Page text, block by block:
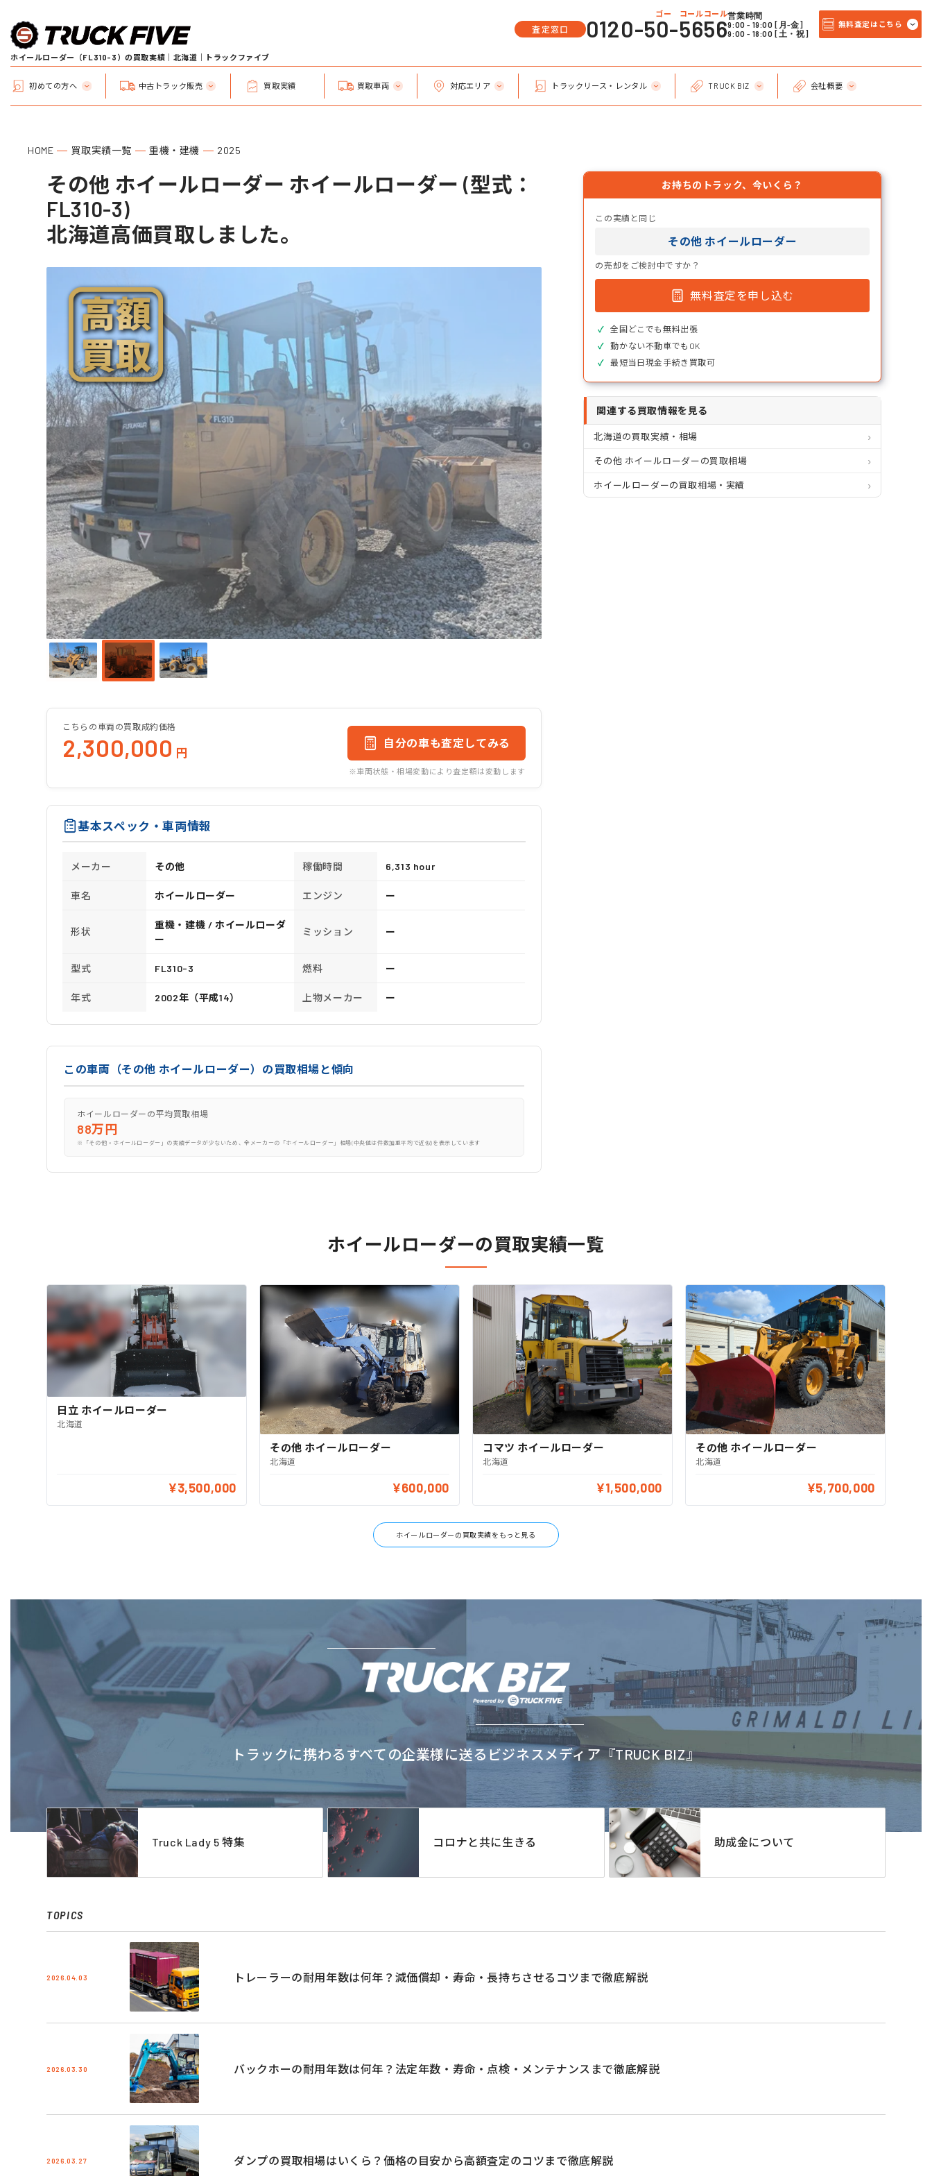
ホイールローダー（FL310-3）の買取実績｜北海道｜トラックファイブ
査定窓口
ゴー コールコール
0120-50-5656営業時間
9:00 - 19:00 [月-金]
9:00 - 18:00 [土・祝]
無料査定はこちら
初めての方へ 中古トラック販売 買取実績 買取車両 対応エリア トラックリース・レンタル TRUCK BIZ 会社概要
HOME 買取実績一覧 重機・建機 2025
その他 ホイールローダー ホイールローダー (型式：
FL310-3)
北海道高価買取しました。
こちらの車両の買取成約価格
2,300,000 円
自分の車も査定してみる
※車両状態・相場変動により査定額は変動します
基本スペック・車両情報
メーカー その他 稼働時間 6,313 hour
車名 ホイールローダー エンジン ー
形状
重機・建機 / ホイールローダ
ー
ミッション ー
型式 FL310-3 燃料 ー
年式 2002年（平成14） 上物メーカー ー
この車両（その他 ホイールローダー）の買取相場と傾向
ホイールローダーの平均買取相場
88万円
※「その他 × ホイールローダー」の実績データが少ないため、全メーカーの「ホイールローダー」相場(中央値は件数加重平均で近似)を表示しています
お持ちのトラック、今いくら？
この実績と同じ
その他 ホイールローダー
の売却をご検討中ですか？
無料査定を申し込む
全国どこでも無料出張
動かない不動車でもOK
最短当日現金手続き買取可
関連する買取情報を見る
北海道の買取実績・相場
その他 ホイールローダーの買取相場
ホイールローダーの買取相場・実績
ホイールローダーの買取実績一覧
日立 ホイールローダー
北海道
¥3,500,000
その他 ホイールローダー
北海道
¥600,000
コマツ ホイールローダー
北海道
¥1,500,000
その他 ホイールローダー
北海道
¥5,700,000
ホイールローダーの買取実績をもっと見る
トラックに携わるすべての企業様に送るビジネスメディア『TRUCK BIZ』
Truck Lady 5 特集 コロナと共に生きる 助成金について
TOPICS
2026.04.03 トレーラーの耐用年数は何年？減価償却・寿命・長持ちさせるコツまで徹底解説
2026.03.30 バックホーの耐用年数は何年？法定年数・寿命・点検・メンテナンスまで徹底解説
2026.03.27 ダンプの買取相場はいくら？価格の目安から高額査定のコツまで徹底解説